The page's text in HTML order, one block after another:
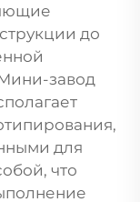
до
завод
для
что